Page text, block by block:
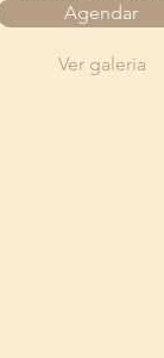
Agendar
Ver galeria